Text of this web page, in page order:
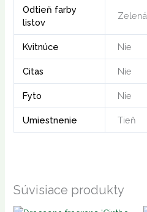
Odtieň farby
listov
Zelená
Kvitnúce Nie
Citas Nie
Fyto Nie
Umiestnenie Tieň
Súvisiace produkty